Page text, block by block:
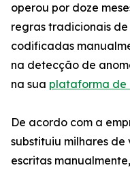
operou por doze
regras tradicionais
codificadas
na detecção de
na sua plataforma de
De acordo com a
substituiu milhares
escritas